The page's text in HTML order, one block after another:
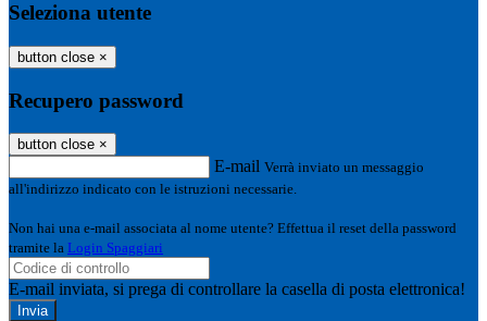
Seleziona utente
button close ×
Recupero password
button close ×
E-mail Verrà inviato un messaggio
all'indirizzo indicato con le istruzioni necessarie.
Non hai una e-mail associata al nome utente? Effettua il reset della password
tramite la Login Spaggiari
E-mail inviata, si prega di controllare la casella di posta elettronica!